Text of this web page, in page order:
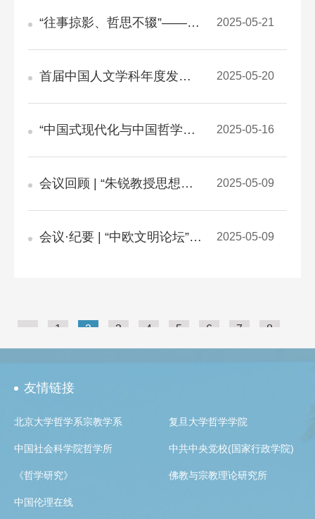
“往事掠影、哲思不辍”——哲学院校友学科发展论坛成功举办 2025-05-21
首届中国人文学科年度发展大会哲学分论坛——“中国式现代化与中国哲学创新”举办 2025-05-20
“中国式现代化与中国哲学创新”学术研讨会议程 2025-05-16
会议回顾 | “朱锐教授思想研讨会暨《哲学家的最后一课》新书发布会”成功举办 2025-05-09
会议·纪要 | “中欧文明论坛”之虚无主义与未来哲学：2025年第三届虚无主义论坛成功举办 2025-05-09
« 1 2 3 4 5 6 7
8
9
10 » 转到
友情链接
北京大学哲学系宗教学系 复旦大学哲学学院
中国社会科学院哲学所 中共中央党校(国家行政学院)
《哲学研究》 佛教与宗教理论研究所
中国伦理在线